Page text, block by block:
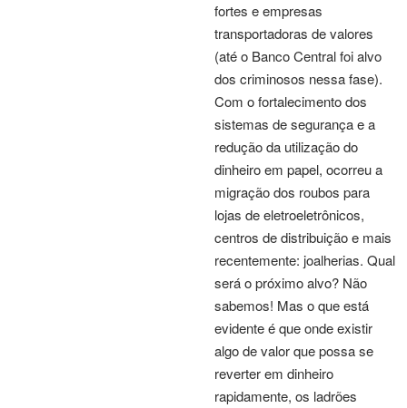
fortes e empresas
transportadoras de valores
(até o Banco Central foi alvo
dos criminosos nessa fase).
Com o fortalecimento dos
sistemas de segurança e a
redução da utilização do
dinheiro em papel, ocorreu a
migração dos roubos para
lojas de eletroeletrônicos,
centros de distribuição e mais
recentemente: joalherias. Qual
será o próximo alvo? Não
sabemos! Mas o que está
evidente é que onde existir
algo de valor que possa se
reverter em dinheiro
rapidamente, os ladrões